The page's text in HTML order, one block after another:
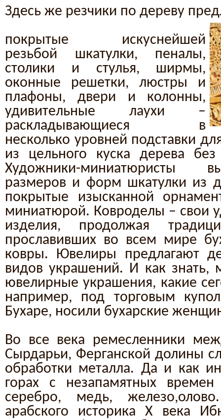
Здесь же резчики по дереву
покрытые искуснейшей
резьбой шкатулки, пеналы,
столики и стулья, ширмы,
оконные решетки, люстры и
плафоны, двери и колонны,
удивительные лаухи –
раскладывающиеся в
несколько уровней подставки
из цельного куска дерева
Художники-миниатюристы
размеров и форм шкатулки из
покрытые изысканной
миниатюрой. Ковроделы – свои
изделия, продолжая
прославивших во всем мире
ковры. Ювелиры предлагают
видов украшений. И как знать,
ювелирные украшения, какие
например, под торговым
Бухаре, носили бухарские
Во все века ремесленники
Сырдарьи, Ферганской долины
обработки металла. Да и как
горах с незапамятных времен
серебро, медь,
арабского историка X века